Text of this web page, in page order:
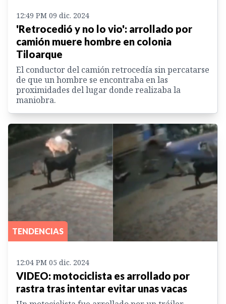
12:49 PM 09 dic. 2024
'Retrocedió y no lo vio': arrollado por
camión muere hombre en colonia
Tiloarque
El conductor del camión retrocedía sin percatarse
de que un hombre se encontraba en las
proximidades del lugar donde realizaba la
maniobra.
TENDENCIAS
12:04 PM 05 dic. 2024
VIDEO: motociclista es arrollado por
rastra tras intentar evitar unas vacas